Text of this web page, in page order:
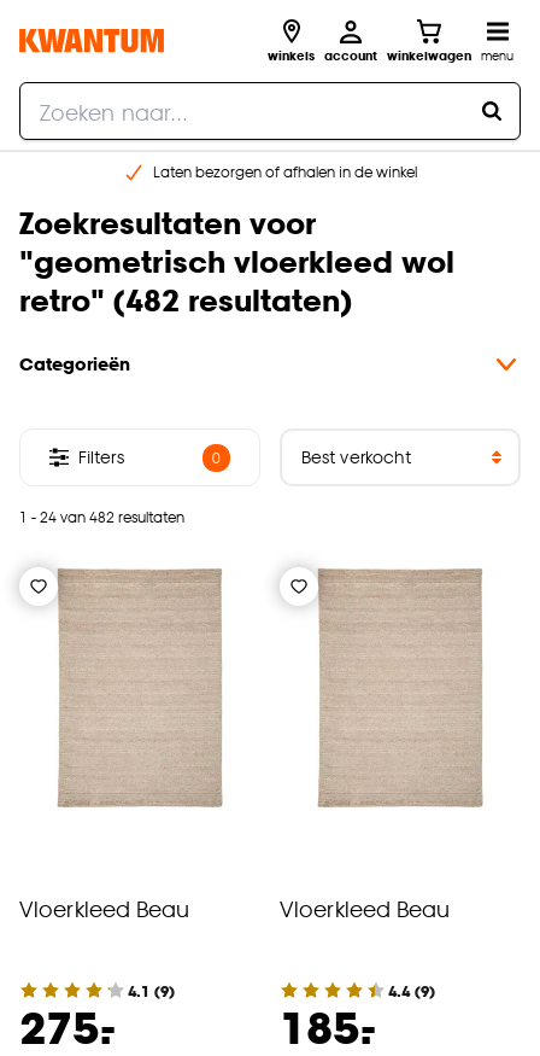
winkels account winkelwagen menu
Laten bezorgen of afhalen in de winkel
Gratis raam advies en inmeten aan huis
€ 5,- korting op je volgende bestelling
Zoekresultaten voor
"geometrisch vloerkleed wol
retro" (482 resultaten)
Categorieën
1 - 24 van 482 resultaten
Filters 0
Vloerkleed Beau
4.1 (9)
275.
-
Vloerkleed Beau
4.4(9)
185.
-